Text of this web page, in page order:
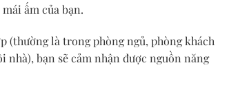
ấm của bạn.
(thường là trong phòng ngủ, phòng khách
nhà), bạn sẽ cảm nhận được nguồn năng